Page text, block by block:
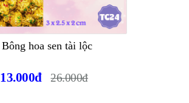
Bông hoa sen tài lộc
13.000đ 26.000đ